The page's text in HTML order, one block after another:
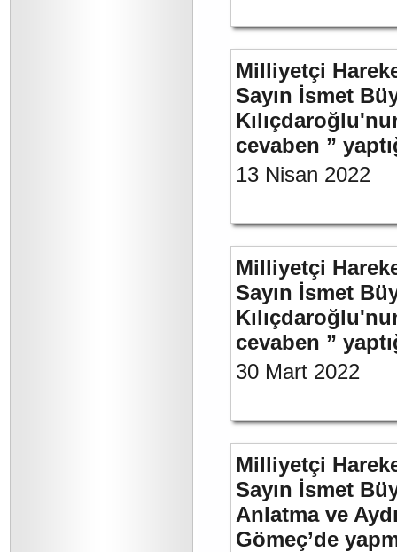
Milliyetçi
Sayın İsmet
cevaben ”
13 Nisan 2022
Milliyetçi
Sayın İsmet
cevaben ”
30 Mart 2022
Milliyetçi
Sayın İsmet
Anlatma ve
Gömeç’de